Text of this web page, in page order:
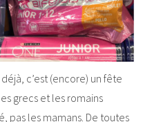
c’est (encore) un fête
grecs et les romains
pas les mamans. De toutes